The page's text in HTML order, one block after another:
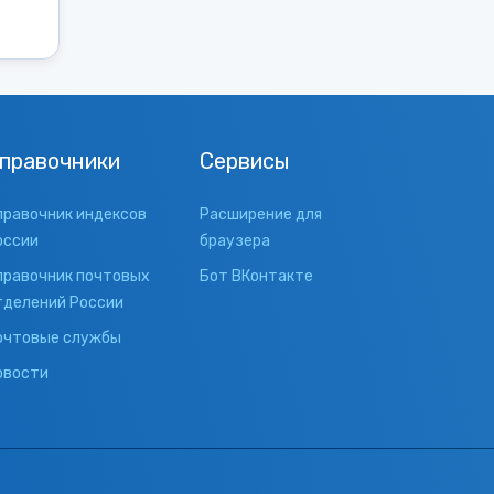
индексов
почтовых
России
службы
Сервисы
Расширение для
браузера
Бот ВКонтакте